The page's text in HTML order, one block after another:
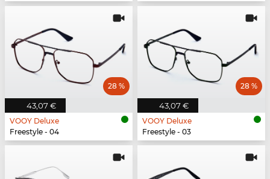
43,07 €
28 %
VOOY Deluxe
Freestyle - 04
43,07 €
28 %
VOOY Deluxe
Freestyle - 03